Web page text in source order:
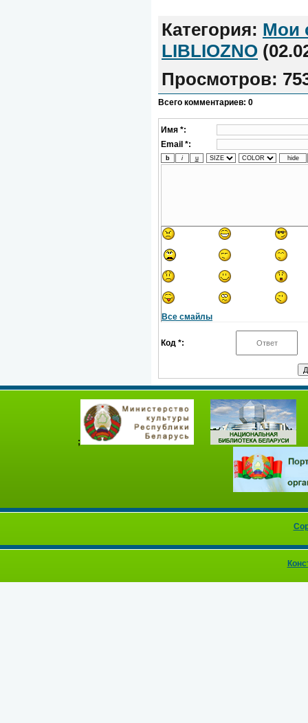
Категория: Мои
LIBLIOZNO
Просмотров:
Всего комментариев: 0
Имя *:
Email *:
Все смайлы
Код *:
;